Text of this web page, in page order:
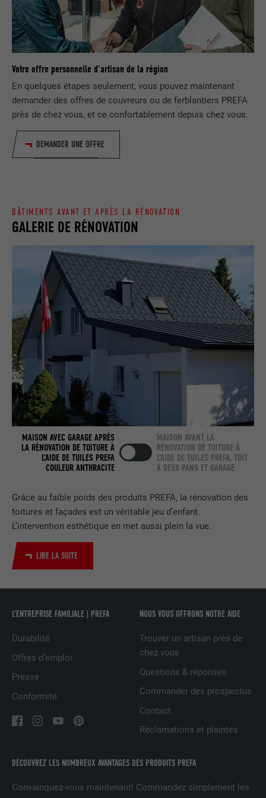
Votre offre personnelle d'artisan de la région
En quelques étapes seulement, vous pouvez maintenant
demander des offres de couvreurs ou de ferblantiers PREFA
près de chez vous, et ce confortablement depuis chez vous.
DEMANDER UNE OFFRE
Grâce au faible poids des produits PREFA, la rénovation des
toitures et façades est un véritable jeu d’enfant.
L’intervention esthétique en met aussi plein la vue.
LIRE LA SUITE
GALERIE DE RÉNOVATION
BÂTIMENTS AVANT ET APRÈS LA RÉNOVATION
MAISON AVEC GARAGE APRÈS
LA RÉNOVATION DE TOITURE À
L’AIDE DE TUILES PREFA
COULEUR ANTHRACITE
MAISON AVANT LA
RÉNOVATION DE TOITURE À
L’AIDE DE TUILES PREFA, TOIT
À DEUX PANS ET GARAGE
DÉCOUVREZ LES NOMBREUX AVANTAGES DES PRODUITS PREFA
Convainquez-vous maintenant! Commandez simplement les
L’ENTREPRISE FAMILIALE | PREFA
Durabilité
Offres d’emploi
Presse
Conformité
NOUS VOUS OFFRONS NOTRE AIDE
Trouver un artisan près de
chez vous
Questions & réponses
Commander des prospectus
Contact
Réclamations et plaintes
EXPIRATION 1 jour
UTILITÉ
Enregistre un identifiant unique utilisé
sur la manière dont l'utilisateur utilise le
site Internet.
Est placé afin de tester si le navigateur
contient aucun élément d'identification.
NOM lang
FOURNISSEUR ads.linkedin.com
EXPIRATION Session
Enregistre la langue choisie par
l'utilisateur pour un site Internet.
EXPIRATION Session
UTILITÉ
Internet contient une fenêtre « Suivez-
nous » intégrée.
NOM bcookie
EXPIRATION
UTILITÉ
Utilisé par le service de réseau social
LinkedIn pour suivre l'utilisation de
services intégrés.
bscookie
EXPIRATION 2 ans
UTILITÉ
NOM UserMatchHistory
FOURNISSEUR
EXPIRATION
Est utilisé pour suivre l'utilisateur sur